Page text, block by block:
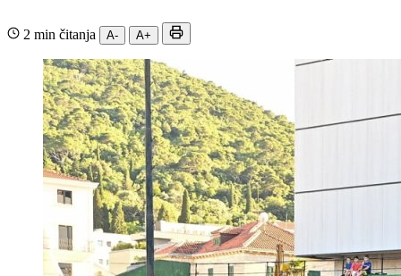
2 min čitanja A- A+